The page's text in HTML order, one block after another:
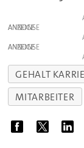
ANZEIGE
ANZEIGE
GEHALT
MITARBEITER